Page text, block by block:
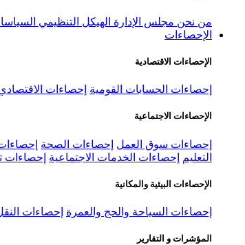
من نحن مجلس الإدارة الهيكل التنظيمي
الإحصاءات
الإحصاءات الاقتصادية
إحصاءات الحسابات القومية إحصاءات
الإحصاءات الاجتماعية
إحصاءات سوق العمل إحصاءات الصحة
التعليم
إحصاءات الخدمات الاجتماعية إحصاءات
الإحصاءات البيئية والمكانية
إحصاءات السياحة والحج والعمرة إحصاءات
المؤشرات و التقارير